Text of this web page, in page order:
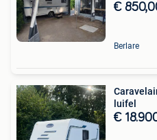
€
Berlare
luifel
€